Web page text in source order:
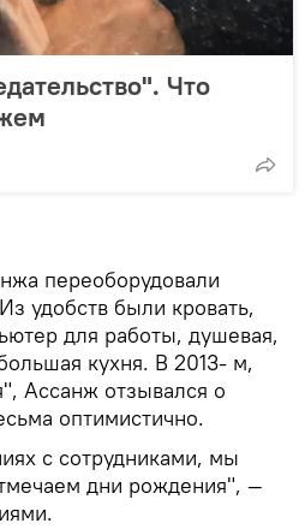
Что
переоборудовали
удобств были кровать,
для работы, душевая,
кухня. В 2013- м,
Ассанж отзывался о
оптимистично.
с сотрудниками, мы
дни рождения", —